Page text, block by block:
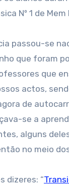
Nº 1 de
passou-se
que foram
que
actos,
de
se a
alguns
no meio
dizeres: “